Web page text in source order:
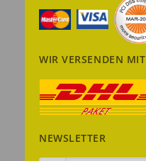
WIR VERSENDEN MIT
NEWSLETTER